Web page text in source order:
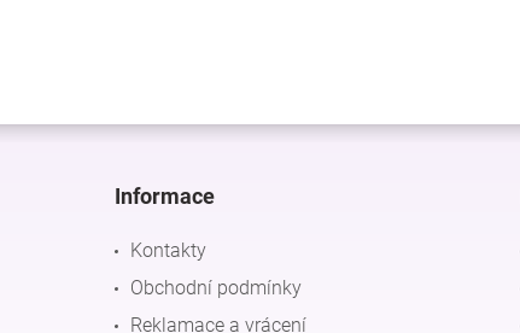
Informace
Kontakty
Obchodní podmínky
Reklamace a vrácení